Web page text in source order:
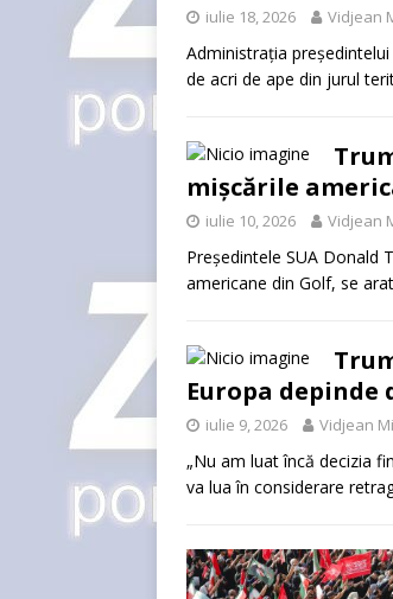
iulie 18, 2026 Vidjean
Administrația
de acri de ape din jurul
mișcările
iulie 10, 2026 Vidjean
Președintele SUA Donald
americane din Golf, se
Europa depinde
iulie 9, 2026 Vidjean
„Nu am luat încă decizia
va lua în considerare